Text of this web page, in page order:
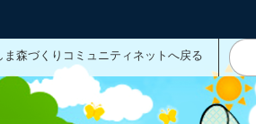
ま森づくりコミュニティネットへ戻る